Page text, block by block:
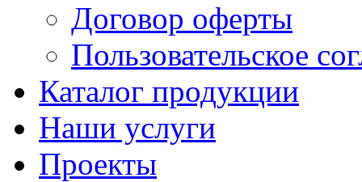
Договор оферты
Пользовательское
Каталог продукции
Наши услуги
Проекты